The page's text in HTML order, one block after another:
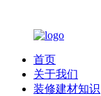
首页
关于我们
装修建材知识